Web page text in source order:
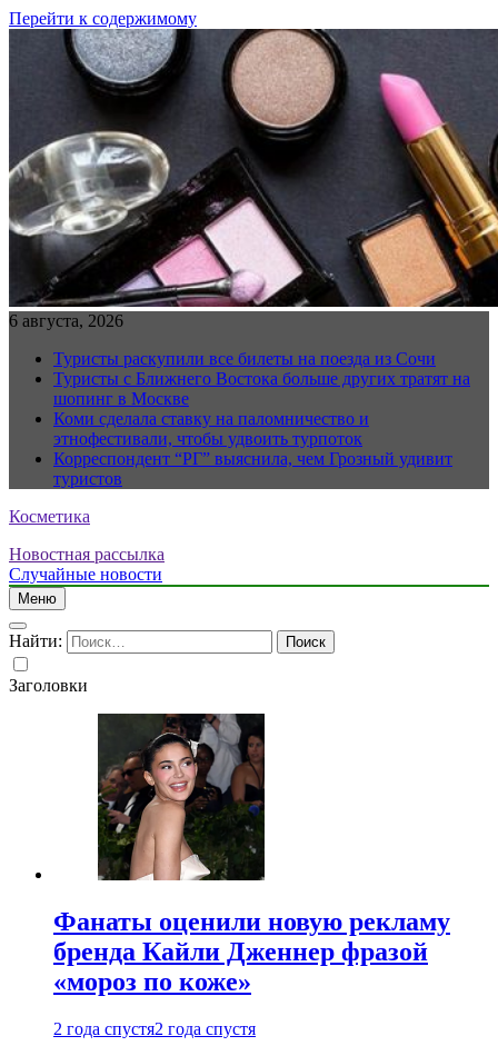
Перейти к содержимому
6 августа, 2026
Туристы раскупили все билеты на поезда из Сочи
Туристы с Ближнего Востока больше других тратят на
шопинг в Москве
Коми сделала ставку на паломничество и
этнофестивали, чтобы удвоить турпоток
Корреспондент “РГ” выяснила, чем Грозный удивит
туристов
Косметика
Новостная рассылка
Случайные новости
Меню
Найти:
Заголовки
Фанаты оценили новую рекламу
бренда Кайли Дженнер фразой
«мороз по коже»
2 года спустя2 года спустя